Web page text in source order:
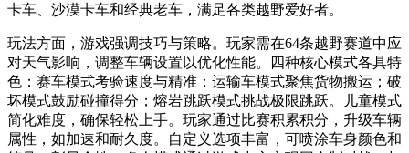
卡车、沙漠卡车和经典老车，满足各类越野爱好者。
玩法方面，游戏强调技巧与策略。玩家需在64条越野赛道中应
对天气影响，调整车辆设置以优化性能。四种核心模式各具特
色：赛车模式考验速度与精准；运输车模式聚焦货物搬运；破
坏模式鼓励碰撞得分；熔岩跳跃模式挑战极限跳跃。儿童模式
简化难度，确保轻松上手。玩家通过比赛积累积分，升级车辆
属性，如加速和耐久度。自定义选项丰富，可喷涂车身颜色和